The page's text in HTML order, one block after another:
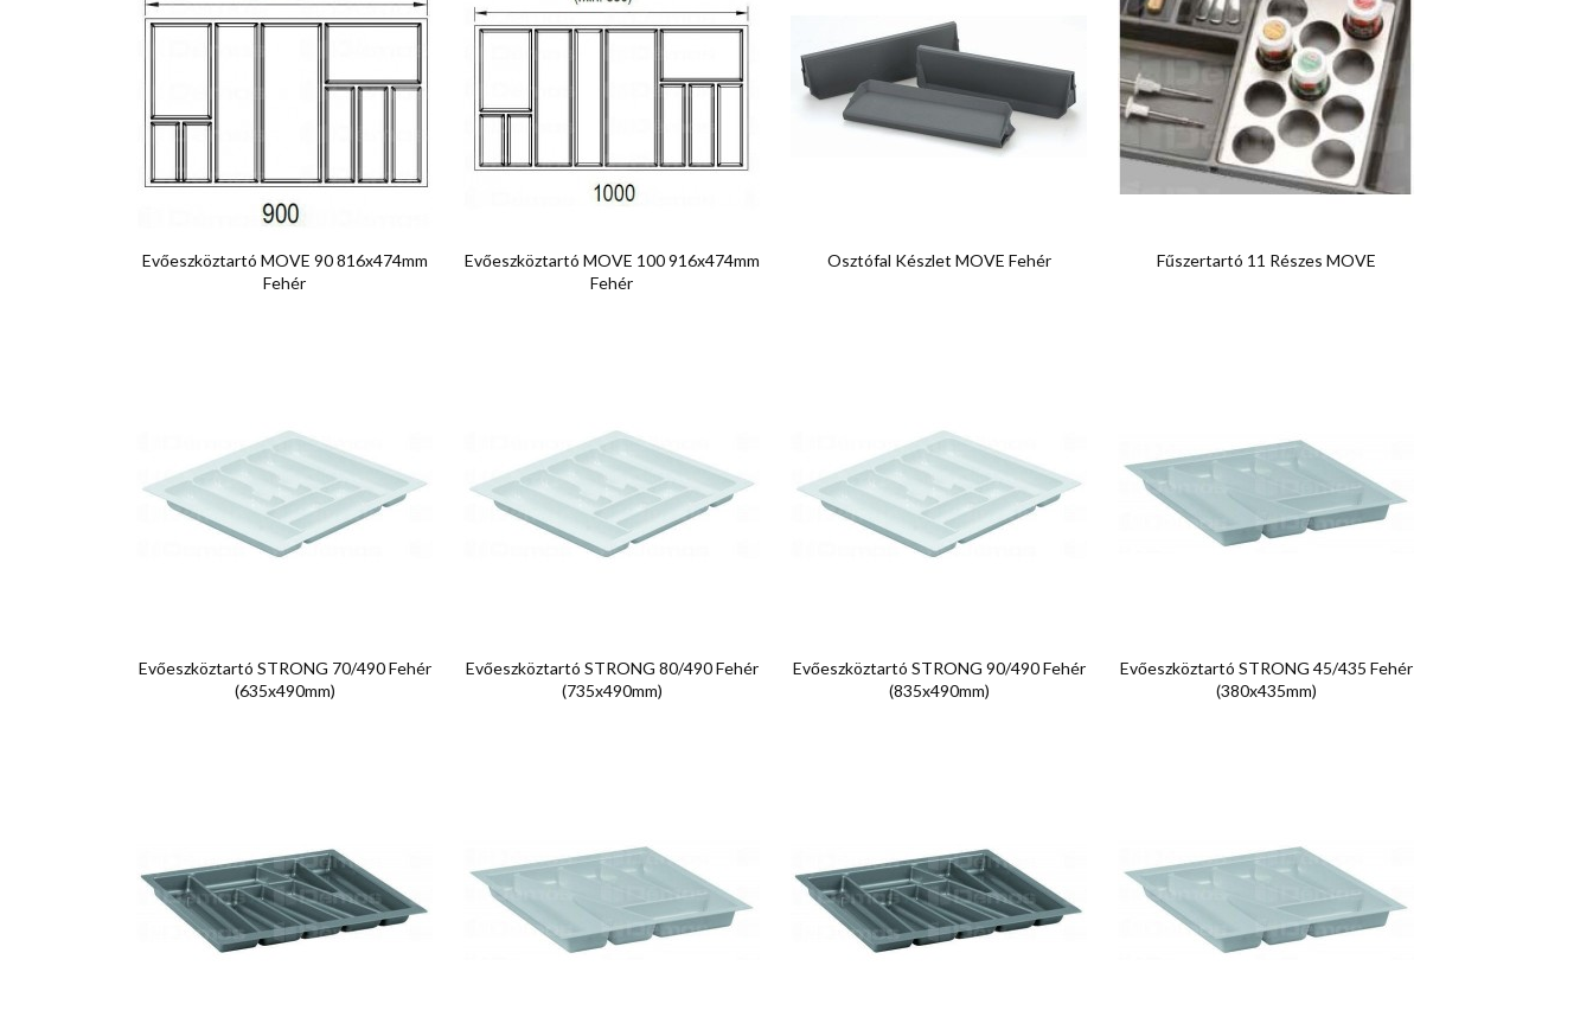
Evőeszköztartó MOVE 90 816x474mm
Fehér
Előnézet
Evőeszköztartó MOVE 100 916x474mm
Fehér
Előnézet Osztófal Készlet MOVE Fehér
Előnézet Fűszertartó 11 Részes MOVE
 Előnézet
Evőeszköztartó STRONG 70/490 Fehér
(635x490mm)
Előnézet
Evőeszköztartó STRONG 80/490 Fehér
(735x490mm)
Előnézet
Evőeszköztartó STRONG 90/490 Fehér
(835x490mm)
Előnézet
Evőeszköztartó STRONG 45/435 Fehér
(380x435mm)
Előnézet